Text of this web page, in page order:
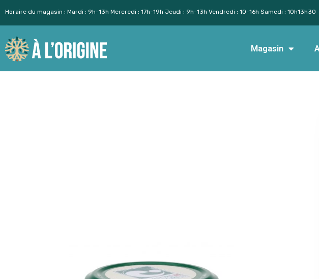
Aller
au
contenu
Horaire du magasin : Mardi : 9h-13h Mercredi : 17h-19h Jeudi : 9h-13h Vendredi : 10-16h Samedi : 10h13h30
Magasin